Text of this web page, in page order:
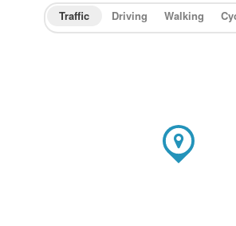
Traffic Driving Walking